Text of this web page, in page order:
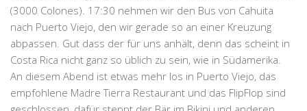
(3000 Colones). 17:30 nehmen wir den Bus von Cahuita
nach Puerto Viejo, den wir gerade so an einer Kreuzung
abpassen. Gut dass der für uns anhält, denn das scheint in
Costa Rica nicht ganz so üblich zu sein, wie in Südamerika.
An diesem Abend ist etwas mehr los in Puerto Viejo, das
empfohlene Madre Tierra Restaurant und das FlipFlop sind